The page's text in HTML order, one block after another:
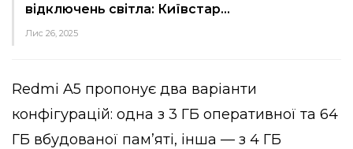
відключень світла: Київстар…
Лис 26, 2025
Redmi A5 пропонує два варіанти
конфігурацій: одна з 3 ГБ оперативної та 64
ГБ вбудованої пам’яті, інша — з 4 ГБ